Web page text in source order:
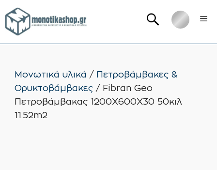
Μετάβαση
σε
περιεχόμενο
Μονωτικά υλικά / Πετροβάμβακες &
Ορυκτοβάμβακες / Fibran Geo
Πετροβάμβακας 1200Χ600Χ30 50κιλ
11.52m2